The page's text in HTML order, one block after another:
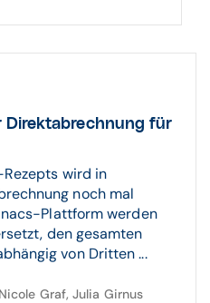
für
wird in
noch mal
Plattform werden
den gesamten
von Dritten ...
Graf, Julia Girnus